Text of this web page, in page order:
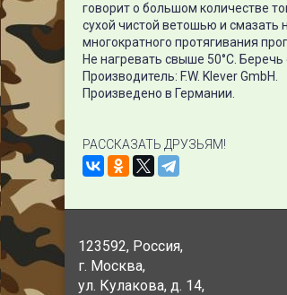
говорит о большом количестве
сухой чистой ветошью и
многократного протягивания
Не нагревать свыше 50°С. Беречь
Производитель: F.W. Klever GmbH.
Произведено в Германии.
РАССКАЗАТЬ ДРУЗЬЯМ!
123592, Россия,
г. Москва,
ул. Кулакова, д. 14,